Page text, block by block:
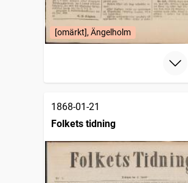
[omärkt], Ängelholm
1868-01-21
Folkets tidning